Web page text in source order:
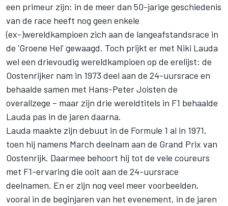
een primeur zijn: in de meer dan 50-jarige geschiedenis
van de race heeft nog geen enkele
(ex-)wereldkampioen zich aan de langeafstandsrace in
de 'Groene Hel' gewaagd. Toch prijkt er met Niki Lauda
wel een drievoudig wereldkampioen op de erelijst: de
Oostenrijker nam in 1973 deel aan de 24-uursrace en
behaalde samen met Hans-Peter Joisten de
overallzege – maar zijn drie wereldtitels in F1 behaalde
Lauda pas in de jaren daarna.
Lauda maakte zijn debuut in de Formule 1 al in 1971,
toen hij namens March deelnam aan de Grand Prix van
Oostenrijk. Daarmee behoort hij tot de vele coureurs
met F1-ervaring die ooit aan de 24-uursrace
deelnamen. En er zijn nog veel meer voorbeelden,
vooral in de beginjaren van het evenement, in de jaren